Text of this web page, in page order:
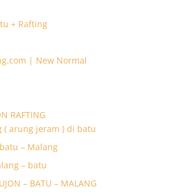
+ Rafting
| New Normal
RAFTING
( arung jeram ) di batu
– Malang
– batu
– BATU – MALANG